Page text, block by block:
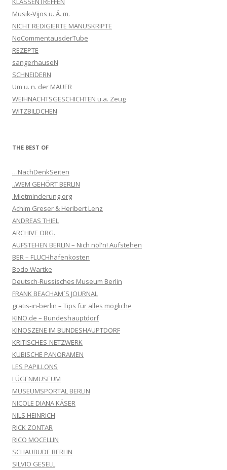
Musik-Vijos u. Ä. m.
NICHT REDIGIERTE MANUSKRIPTE
NoCommentausderTube
REZEPTE
sangerhauseN
SCHNEIDERN
Um u. n. der MAUER
WEIHNACHTSGESCHICHTEN u.a. Zeug
WITZBILDCHEN
THE BEST OF
…NachDenkSeiten
..WEM GEHÖRT BERLIN
.Mietminderung.org
Achim Greser & Heribert Lenz
ANDREAS THIEL
ARCHIVE ORG.
AUFSTEHEN BERLIN – Nich nöl'n! Aufstehen
BER – FLUCHhafenkosten
Bodo Wartke
Deutsch-Russisches Museum Berlin
FRANK BEACHAM´S JOURNAL
gratis-in-berlin – Tips für alles mögliche
KINO.de – Bundeshauptdorf
KINOSZENE IM BUNDESHAUPTDORF
KRITISCHES-NETZWERK
KUBISCHE PANORAMEN
LES PAPILLONS
LÜGENMUSEUM
MUSEUMSPORTAL BERLIN
NICOLE DIANA KÄSER
NILS HEINRICH
RICK ZONTAR
RICO MOCELLIN
SCHAUBUDE BERLIN
SILVIO GESELL